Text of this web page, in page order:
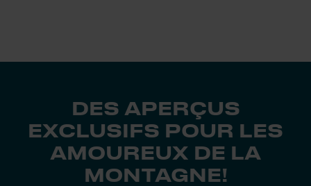
DES APERÇUS
EXCLUSIFS POUR LES
AMOUREUX DE LA
MONTAGNE!